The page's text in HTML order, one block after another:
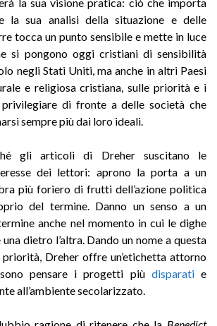
la sua analisi della situazione e delle
tocca un punto sensibile e mette in luce
si pongono oggi cristiani di sensibilità
negli Stati Uniti, ma anche in altri Paesi
e religiosa cristiana, sulle priorità e i
privilegiare di fronte a delle società che
sempre più dai loro ideali.
gli articoli di Dreher suscitano le
dei lettori: aprono la porta a un
più foriero di frutti dell’azione politica
del termine. Danno un senso a un
anche nel momento in cui le dighe
dietro l’altra. Dando un nome a questa
Dreher offre un’etichetta attorno
pensare i progetti più disparatie
all’ambiente secolarizzato.